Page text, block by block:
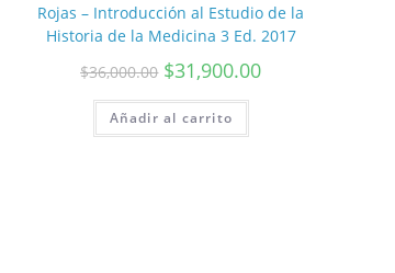
Rojas – Introducción al Estudio de la
Historia de la Medicina 3 Ed. 2017
$36,000.00 $31,900.00
Añadir al carrito